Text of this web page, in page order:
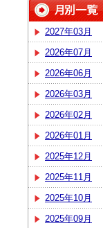
2027年03月
2026年07月
2026年06月
2026年03月
2026年02月
2026年01月
2025年12月
2025年11月
2025年10月
2025年09月